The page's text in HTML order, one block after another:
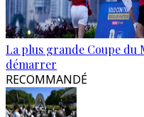
La plus grande Coupe du
démarrer
RECOMMANDÉ